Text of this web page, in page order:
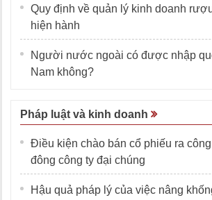
Quy định về quản lý kinh doanh
hiện hành
Người nước ngoài có được nhập
Nam không?
Pháp luật và kinh doanh
Điều kiện chào bán cổ phiếu ra
đông công ty đại chúng
Hậu quả pháp lý của việc nâng